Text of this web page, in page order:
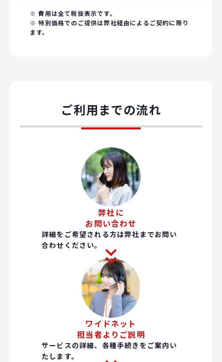
※ 費用は全て税抜表示です。
※ 特別価格でのご提供は弊社経由によるご契約に限り
ます。
ご利用までの流れ
弊社に
お問い合わせ
詳細をご希望される方は弊社までお問い
合わせください。
ワイドネット
担当者よりご説明
サービスの詳細、各種手続きをご案内い
たします。